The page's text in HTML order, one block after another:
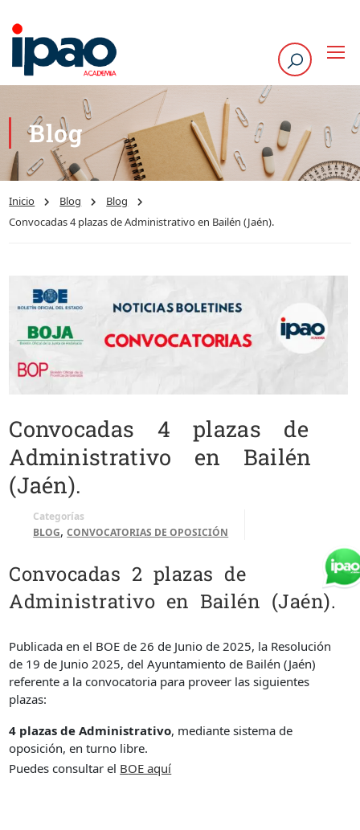
Blog
Inicio Blog
Blog
Convocadas 4 plazas de Administrativo en Bailén (Jaén).
Convocadas 4 plazas de
Administrativo en Bailén
(Jaén).
Categorías
BLOG,CONVOCATORIAS DE OPOSICIÓN
Convocadas 2 plazas de
Administrativo en Bailén (Jaén).
Publicada en el BOE de 26 de Junio de 2025, la Resolución
de 19 de Junio 2025, del Ayuntamiento de Bailén (Jaén)
referente a la convocatoria para proveer las siguientes
plazas:
4 plazas de Administrativo, mediante sistema de
oposición, en turno libre.
Puedes consultar el BOE aquí